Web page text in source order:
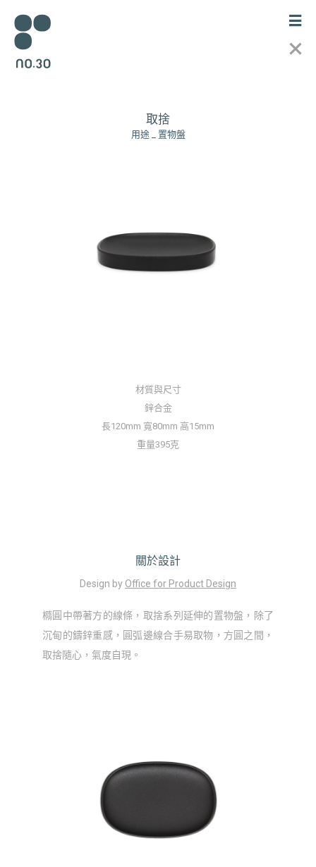
no.30
☰
X
取捨
用途 _ 置物盤
材質與尺寸
鋅合金
長120mm 寬80mm 高15mm
重量395克
關於設計
Design by Office for Product Design
橢圓中帶著方的線條，取捨系列延伸的置物盤，除了
沉甸的鑄鋅重感，圓弧邊線合手易取物，方圓之間，
取捨隨心，氣度自現。